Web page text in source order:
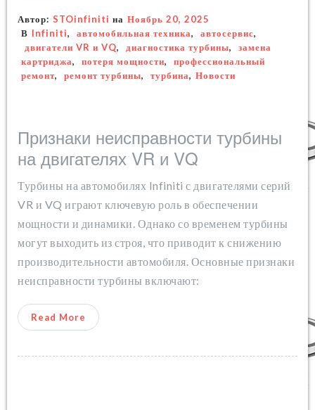
Автор: STOinfiniti на Ноябрь 20, 2025
В Infiniti, автомобильная техника, автосервис,
двигатели VR и VQ, диагностика турбины,
замена
картриджа, потеря мощности,
профессиональный
ремонт, ремонт турбины, турбина, Новости
Признаки неисправности турбины
на двигателях VR и VQ
Турбины на автомобилях Infiniti с двигателями серий
VR и VQ играют ключевую роль в обеспечении
мощности и динамики. Однако со временем турбины
могут выходить из строя, что приводит к снижению
производительности автомобиля. Основные признаки
неисправности турбины включают:
Read More